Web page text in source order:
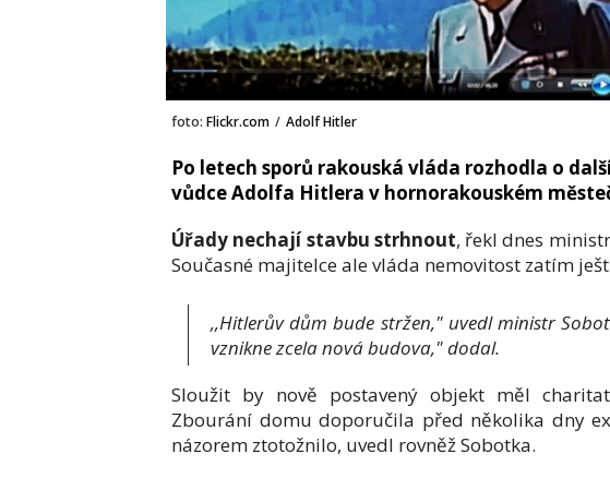
foto: Flickr.com / Adolf Hitler
Po letech sporů rakouská vláda rozhodla o
vůdce Adolfa Hitlera v hornorakouském
Úřady nechají stavbu strhnout, řekl dnes
Současné majitelce ale vláda nemovitost zatím
,,Hitlerův dům bude stržen," uvedl ministr
vznikne zcela nová budova," dodal.
Sloužit by nově postavený objekt měl
Zbourání domu doporučila před několika dny
názorem ztotožnilo, uvedl rovněž Sobotka.